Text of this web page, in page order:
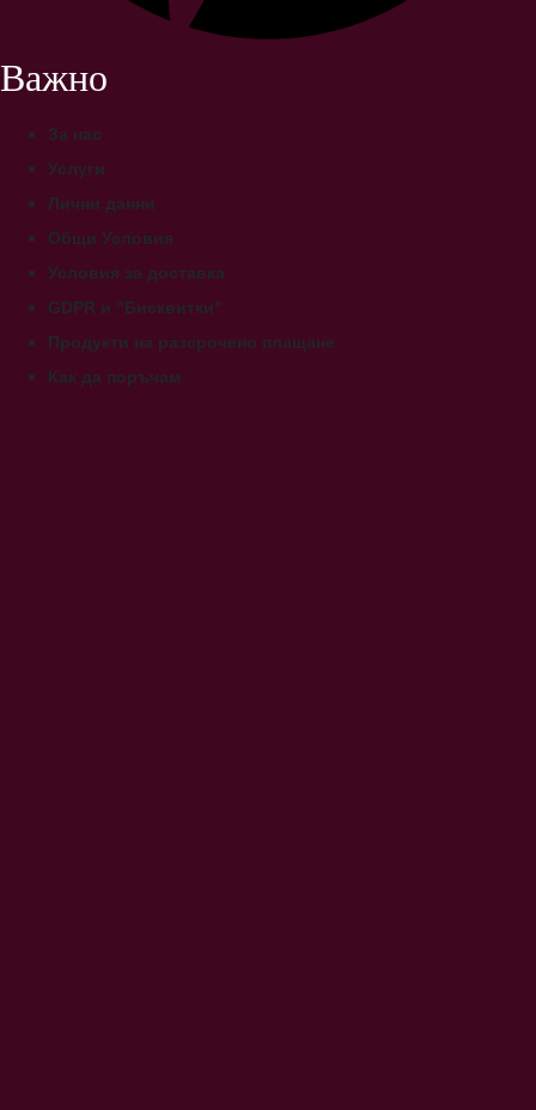
Важно
За нас
Услуги
Лични данни
Общи Условия
Условия за доставка
GDPR и "Бисквитки"
Продукти на разсрочено плащане
Как да поръчам